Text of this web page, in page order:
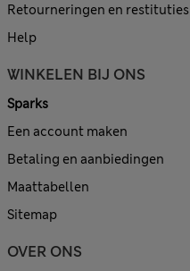
Retourneringen en restituties
Help
WINKELEN BIJ ONS
Sparks
Een account maken
Betaling en aanbiedingen
Maattabellen
Sitemap
OVER ONS